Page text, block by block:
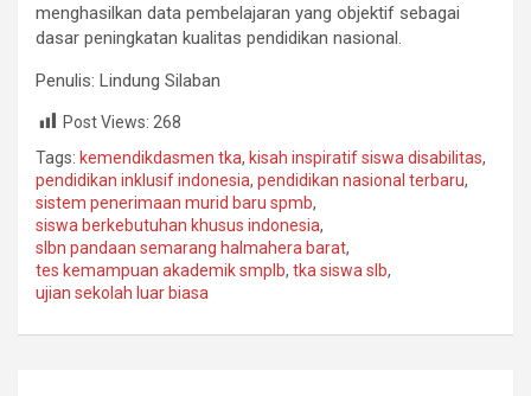
menghasilkan data pembelajaran yang objektif sebagai
dasar peningkatan kualitas pendidikan nasional.
Penulis: Lindung Silaban
Post Views: 268
Tags: kemendikdasmen tka, kisah inspiratif siswa disabilitas,
pendidikan inklusif indonesia, pendidikan nasional terbaru,
sistem penerimaan murid baru spmb,
siswa berkebutuhan khusus indonesia,
slbn pandaan semarang halmahera barat,
tes kemampuan akademik smplb, tka siswa slb,
ujian sekolah luar biasa